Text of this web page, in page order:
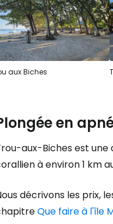
aux Biches
en
aux-Biches est une
à environ 1 km
décrivons les prix,
Que faire à l'île